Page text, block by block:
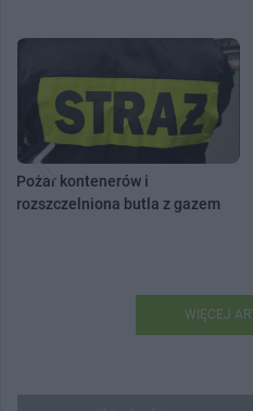
Pożar kontenerów i
rozszczelniona butla z gazem
WIĘCEJ